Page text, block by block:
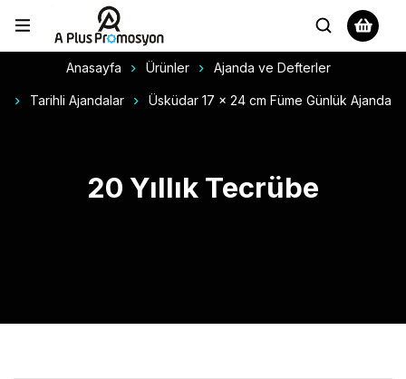
Anasayfa Ürünler Ajanda ve Defterler
Tarihli Ajandalar Üsküdar 17 x 24 cm Füme Günlük Ajanda
20 Yıllık Tecrübe